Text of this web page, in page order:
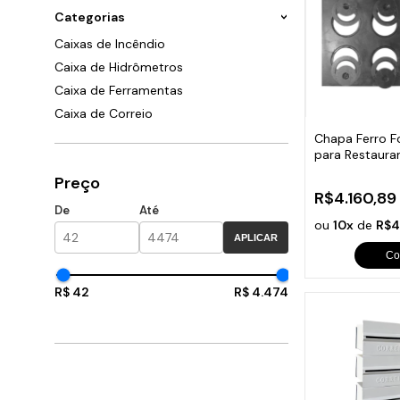
Categorias
Caixas de Incêndio
Caixa de Hidrômetros
Caixa de Ferramentas
Caixa de Correio
Preço
De Até
APLICAR
R$ 42 R$ 4.474
Chapa Ferro
para
R$4.160,89
ou10x de